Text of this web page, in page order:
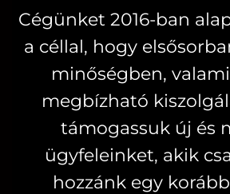
A
változatok
a
termékoldalon
választhatók
ki
Cégünket 2016-ban
a céllal, hogy
minőségben,
megbízható
támogassuk új és
ügyfeleinket, akik
hozzánk egy